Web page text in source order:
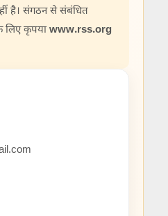
है। संगठन से संबंधित
लिए कृपया www.rss.org